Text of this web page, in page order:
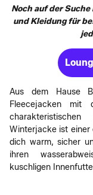
Noch auf der
und Kleidung für
Aus dem Hause
Fleecejacken mit
Winterjacke ist einer
dich warm, sicher
ihren
kuschligen